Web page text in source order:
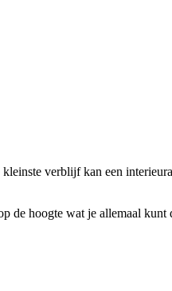
verblijf kan een
de hoogte wat je allemaal kunt